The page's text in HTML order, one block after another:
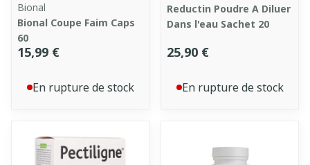
Bional
Bional Coupe Faim Caps
60
15,99 €
En rupture de stock
Reductin Poudre A Diluer
Dans l'eau Sachet 20
25,90 €
En rupture de stock